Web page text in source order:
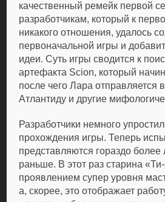
качественный ремейк первой
разработчикам, который к
никакого отношения, удалось
первоначальной игры и
идеи. Суть игры сводится к
артефакта Scion, который
после чего Лара отправляется в
Атлантиду и другие
Разработчики немного
прохождения игры. Теперь
представляются гораздо более
раньше. В этот раз старина
проявлением супер уровня
а, скорее, это отображает